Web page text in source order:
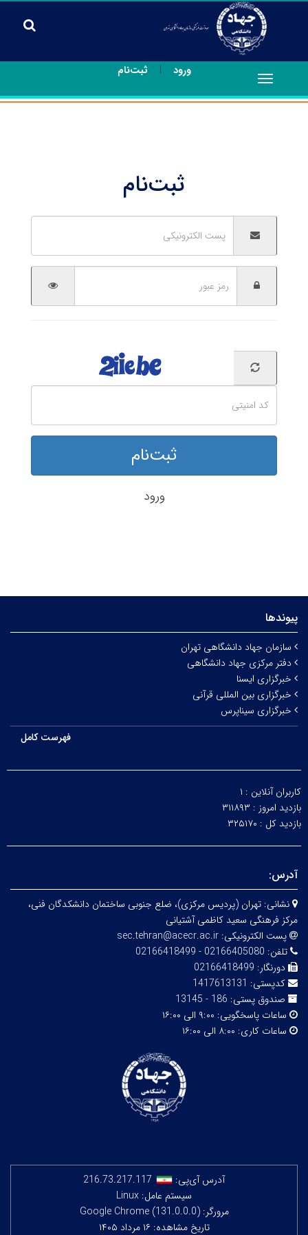
ورود | ثبت‌نام
Toggle
navigation
ثبت‌نام
ثبت‌نام
ورود
پیوندها
سازمان جهاد دانشگاهی تهران
دفتر مرکزی جهاد دانشگاهی
خبرگزاری ایسنا
خبرگزاری بین المللی قرآنی
خبرگزاری سیناپرس
فهرست کامل
کاربران آنلاین : ۱
بازدید امروز : ۳۱۱۸۹۳
بازدید کل : ۳۲۵۱۷۰
آدرس:
نشانی: تهران (پردیس مرکزی)، ضلع جنوبی ساختمان دانشکدگان فنی،
مرکز فرهنگی سعید کاظمی آشتیانی
پست الکترونیکی: sec.tehran@acecr.ac.ir
تلفن: 02166405080 - 02166418499
دورنگار: 02166418499
کدپستی: 1417613131
صندوق پستی: 186 - 13145
ساعات پاسخگویی: ۹:۰۰ الی ۱۶:۰۰
ساعات کاری: ۸:۰۰ الی ۱۶:۰۰
آدرس آی‌پی:
216.73.217.117
سیستم عامل: Linux
مرورگر: Google Chrome (131.0.0.0)
تاریخ مشاهده: ۱۶ مرداد ۱۴۰۵